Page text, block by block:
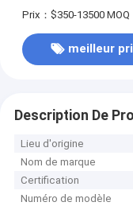
Prix：$350-13500
meilleur
Description De
Lieu d'origine
Nom de marque
Certification
Numéro de modèle